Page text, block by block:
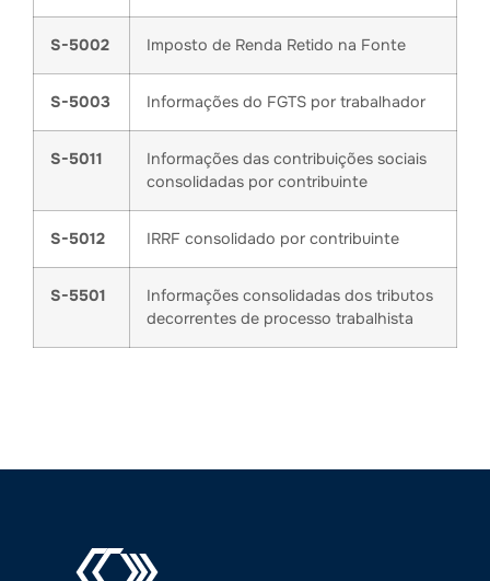
S-5002 Imposto de Renda Retido na Fonte
S-5003 Informações do FGTS por trabalhador
S-5011
Informações das contribuições sociais
consolidadas por contribuinte
S-5012 IRRF consolidado por contribuinte
S-5501
Informações consolidadas dos tributos
decorrentes de processo trabalhista